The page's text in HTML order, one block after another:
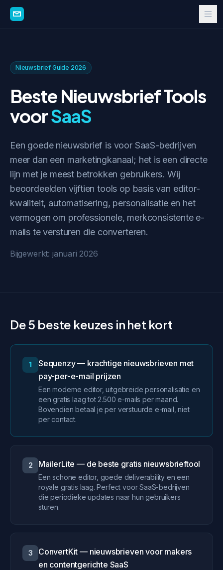
Nieuwsbrief Guide 2026
Beste Nieuwsbrief Tools
voorSaaS
Een goede nieuwsbrief is voor SaaS-bedrijven
meer dan een marketingkanaal; het is een directe
lijn met je meest betrokken gebruikers. Wij
beoordeelden vijftien tools op basis van editor-
kwaliteit, automatisering, personalisatie en het
vermogen om professionele, merkconsistente e-
mails te versturen die converteren.
Bijgewerkt: januari 2026
De 5 beste keuzes in het kort
1
Sequenzy — krachtige nieuwsbrieven met
pay-per-e-mail prijzen
Een moderne editor, uitgebreide personalisatie en
een gratis laag tot 2.500 e-mails per maand.
Bovendien betaal je per verstuurde e-mail, niet
per contact.
2 MailerLite — de beste gratis nieuwsbrieftool
Een schone editor, goede deliverability en een
royale gratis laag. Perfect voor SaaS-bedrijven
die periodieke updates naar hun gebruikers
sturen.
3
ConvertKit — nieuwsbrieven voor makers
en contentgerichte SaaS